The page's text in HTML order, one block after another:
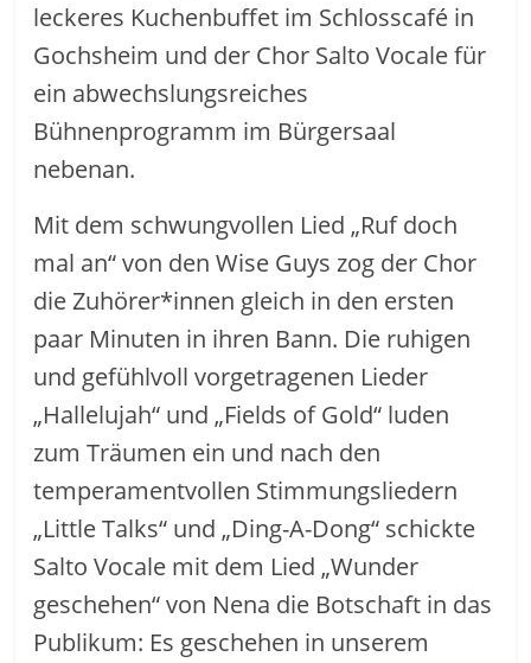
leckeres Kuchenbuffet im Schlosscafé in
Gochsheim und der Chor Salto Vocale für
ein abwechslungsreiches
Bühnenprogramm im Bürgersaal
nebenan.
Mit dem schwungvollen Lied „Ruf doch
mal an“ von den Wise Guys zog der Chor
die Zuhörer*innen gleich in den ersten
paar Minuten in ihren Bann. Die ruhigen
und gefühlvoll vorgetragenen Lieder
„Hallelujah“ und „Fields of Gold“ luden
zum Träumen ein und nach den
temperamentvollen Stimmungsliedern
„Little Talks“ und „Ding-A-Dong“ schickte
Salto Vocale mit dem Lied „Wunder
geschehen“ von Nena die Botschaft in das
Publikum: Es geschehen in unserem